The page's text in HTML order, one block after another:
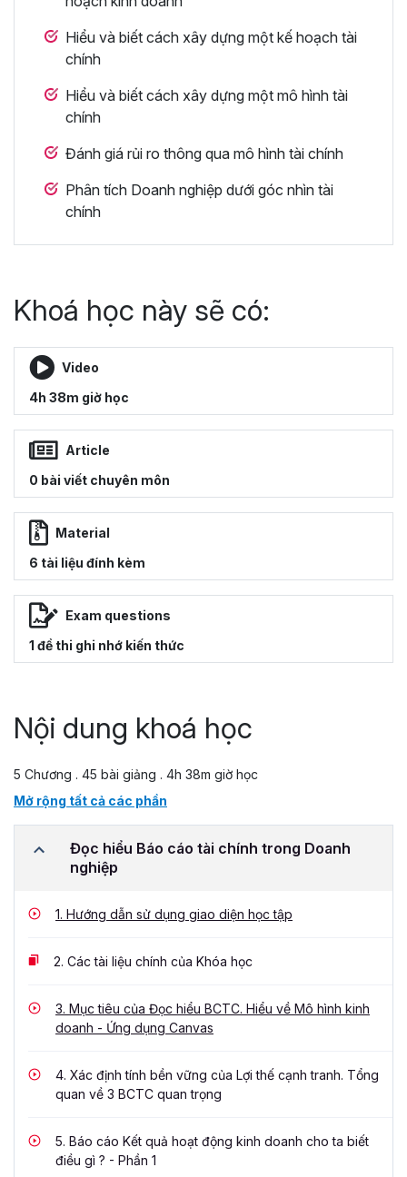
Hiểu và biết cách xây dựng một kế hoạch tài
chính
Hiểu và biết cách xây dựng một mô hình tài
chính
Đánh giá rủi ro thông qua mô hình tài chính
Phân tích Doanh nghiệp dưới góc nhìn tài
chính
Khoá học này sẽ có:
Video
4h 38m giờ học
Article
0 bài viết chuyên môn
Material
6 tài liệu đính kèm
Exam questions
1 đề thi ghi nhớ kiến thức
Nội dung khoá học
5 Chương . 45 bài giảng . 4h 38m giờ học
Mở rộng tất cả các phần
Đọc hiểu Báo cáo tài chính trong Doanh
nghiệp
1. Hướng dẫn sử dụng giao diện học tập
2. Các tài liệu chính của Khóa học
3. Mục tiêu của Đọc hiểu BCTC. Hiểu về Mô hình kinh
doanh - Ứng dụng Canvas
4. Xác định tính bền vững của Lợi thế cạnh tranh. Tổng
quan về 3 BCTC quan trọng
5. Báo cáo Kết quả hoạt động kinh doanh cho ta biết
điều gì ? - Phần 1